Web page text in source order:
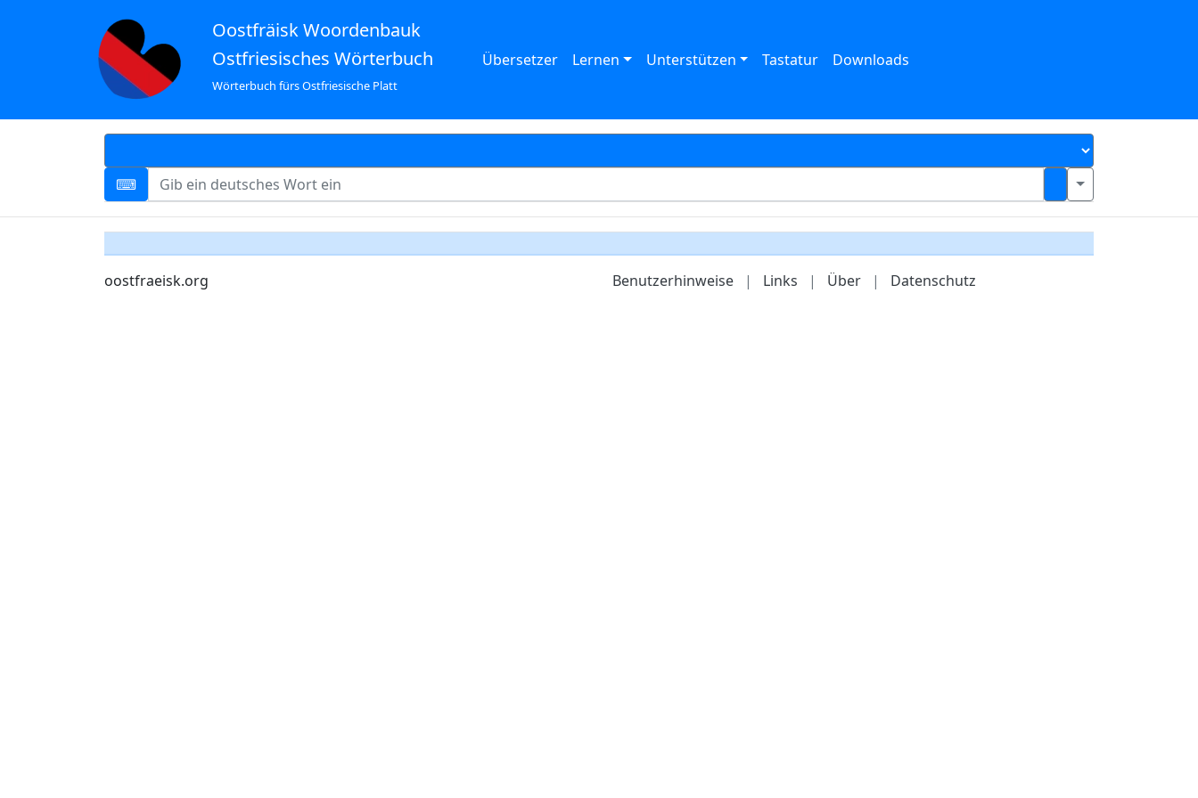
Oostfräisk Woordenbauk
Ostfriesisches Wörterbuch
Wörterbuch fürs Ostfriesische Platt
Übersetzer Lernen Unterstützen Tastatur Downloads
oostfraeisk.org Benutzerhinweise | Links | Über | Datenschutz